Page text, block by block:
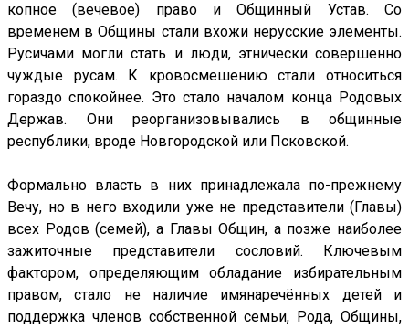
копное (вечевое) право и Общинный Устав. Со
временем в Общины стали вхожи нерусские элементы.
Русичами могли стать и люди, этнически совершенно
чуждые русам. К кровосмешению стали относиться
гораздо спокойнее. Это стало началом конца Родовых
Держав. Они реорганизовывались в общинные
республики, вроде Новгородской или Псковской.
Формально власть в них принадлежала по-прежнему
Вечу, но в него входили уже не представители (Главы)
всех Родов (семей), а Главы Общин, а позже наиболее
зажиточные представители сословий. Ключевым
фактором, определяющим обладание избирательным
правом, стало не наличие имянаречённых детей и
поддержка членов собственной семьи, Рода, Общины,